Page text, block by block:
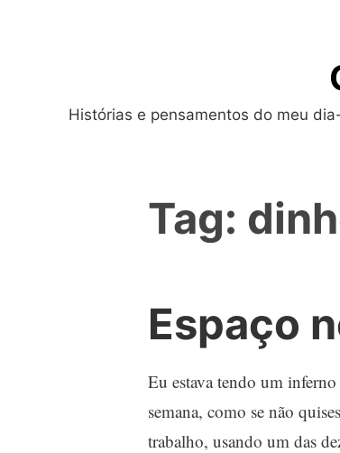
Histórias e pensamentos do meu
Tag:
Espaço
Eu estava tendo um
semana, como se não
trabalho, usando um das